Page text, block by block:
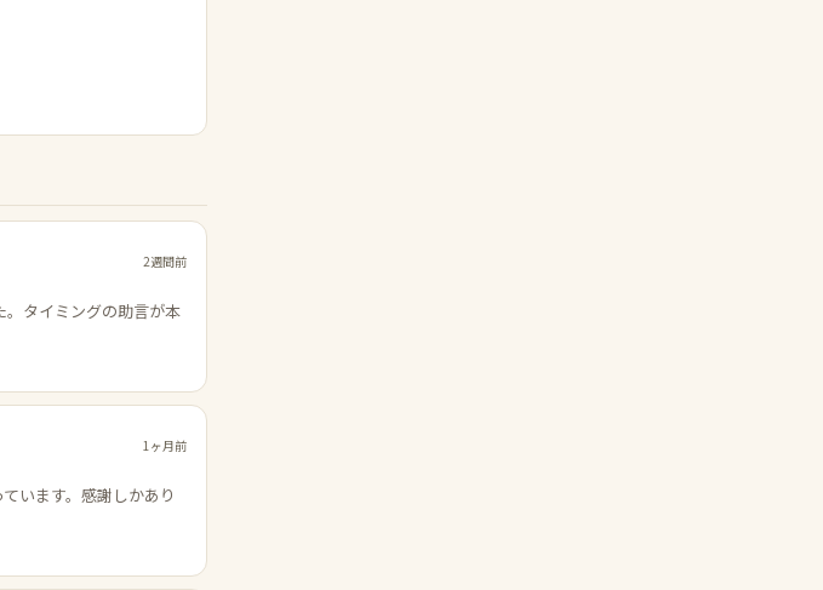
2週間前
タイミングの助言が本
1ヶ月前
います。感謝しかあり